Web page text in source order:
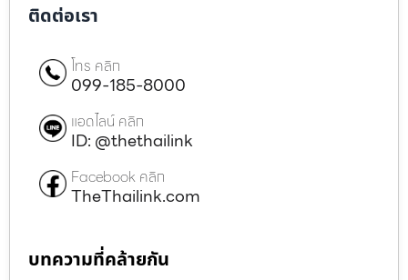
ติดต่อเรา
โทร คลิก
099-185-8000
แอดไลน์ คลิก
ID: @thethailink
Facebook คลิก
TheThailink.com
บทความที่คล้ายกัน